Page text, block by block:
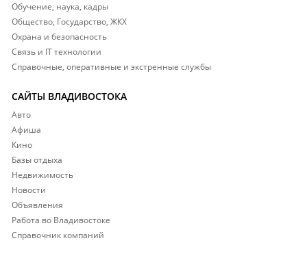
Обучение, наука, кадры
Общество, Государство, ЖКХ
Охрана и безопасность
Связь и IT технологии
Справочные, оперативные и экстренные службы
САЙТЫ ВЛАДИВОСТОКА
Авто
Афиша
Кино
Базы отдыха
Недвижимость
Новости
Объявления
Работа во Владивостоке
Справочник компаний